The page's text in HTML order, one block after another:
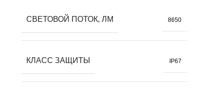
СВЕТОВОЙ ПОТОК, ЛМ 8650
КЛАСС ЗАЩИТЫ IP67